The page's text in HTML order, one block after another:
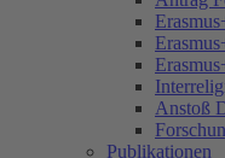
Anstoß
Publikationen